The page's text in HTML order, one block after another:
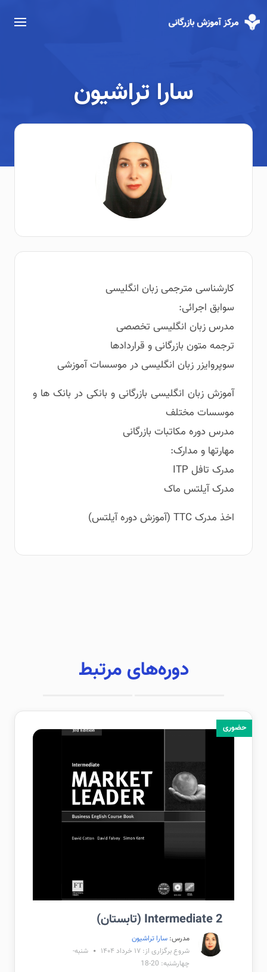
سارا تراشیون
کارشناسی مترجمی زبان انگلیسی
سوابق اجرائی:
مدرس زبان انگلیسی تخصصی
ترجمه متون بازرگانی و قراردادها
سوپروایزر زبان انگلیسی در موسسات آموزشی
آموزش زبان انگلیسی بازرگانی و بانکی در بانک ها و
موسسات مختلف
مدرس دوره مکاتبات بازرگانی
مهارتها و مدارک:
مدرک تافل ITP
مدرک آیلتس ماک
اخذ مدرک TTC (آموزش دوره آیلتس)
دوره‌های مرتبط
حضوری
Intermediate 2 (تابستان)
مدرس: سارا تراشیون
شروع برگزاری از: ۱۷ خرداد ۱۴۰۴
شنبه-
چهارشنبه: 20-18